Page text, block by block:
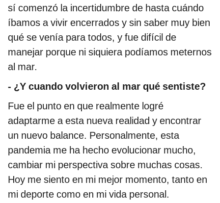
sí comenzó la incertidumbre de hasta cuándo
íbamos a vivir encerrados y sin saber muy bien
qué se venía para todos, y fue difícil de
manejar porque ni siquiera podíamos meternos
al mar.
- ¿Y cuando volvieron al mar qué sentiste?
Fue el punto en que realmente logré
adaptarme a esta nueva realidad y encontrar
un nuevo balance. Personalmente, esta
pandemia me ha hecho evolucionar mucho,
cambiar mi perspectiva sobre muchas cosas.
Hoy me siento en mi mejor momento, tanto en
mi deporte como en mi vida personal.